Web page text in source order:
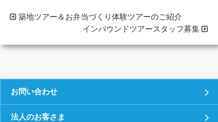
築地ツアー＆お弁当づくり体験ツアーのご紹介
インバウンドツアースタッフ募集
お問い合わせ
法人のお客さま